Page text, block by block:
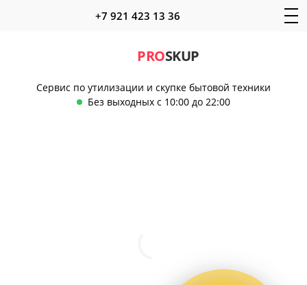
PROSKUP
Сервис по утилизации и скупке бытовой техники
Без выходных с 10:00 до 22:00
+7 921 423 13 36